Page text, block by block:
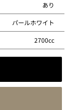
あり
パールホワイト
2700cc